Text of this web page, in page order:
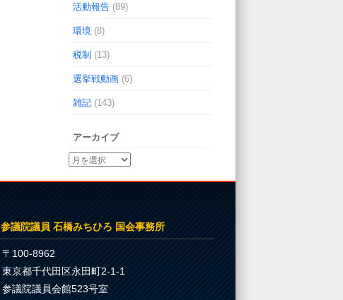
活動報告 (89)
環境 (8)
税制 (13)
選挙戦動画 (6)
雑記 (143)
アーカイブ
参議院議員 石橋みちひろ 国会事務所
〒100-8962
東京都千代田区永田町2-1-1
参議院議員会館523号室